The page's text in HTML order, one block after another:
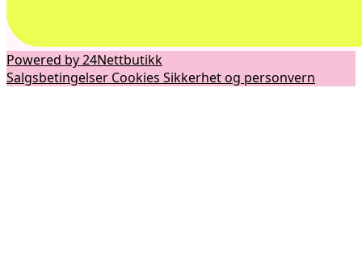
Powered by 24Nettbutikk
Salgsbetingelser Cookies Sikkerhet og personvern